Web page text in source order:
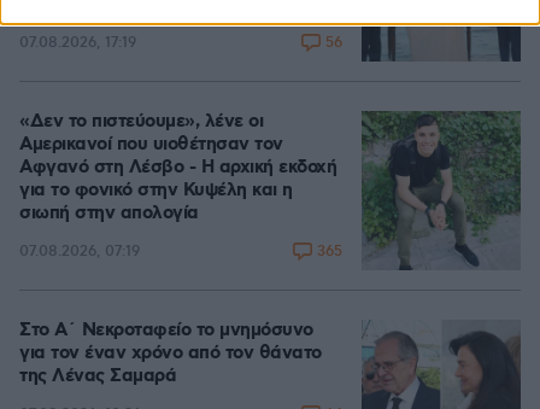
07.08.2026, 17:19 56
«Δεν το πιστεύουμε», λένε οι
Αμερικανοί που υιοθέτησαν τον
Αφγανό στη Λέσβο - Η αρχική εκδοχή
για το φονικό στην Κυψέλη και η
σιωπή στην απολογία
07.08.2026, 07:19 365
Στο Α΄ Νεκροταφείο το μνημόσυνο
για τον έναν χρόνο από τον θάνατο
της Λένας Σαμαρά